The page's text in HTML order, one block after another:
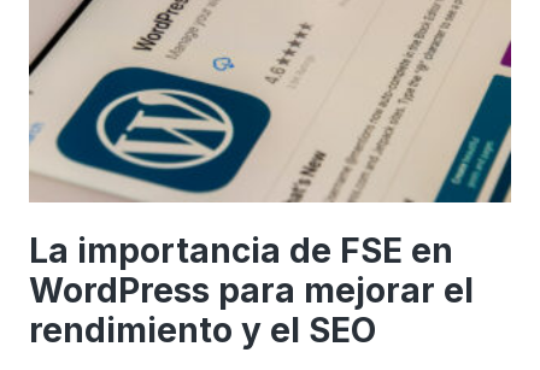
WordCamp
La importancia de FSE en
WordPress para mejorar el
rendimiento y el SEO